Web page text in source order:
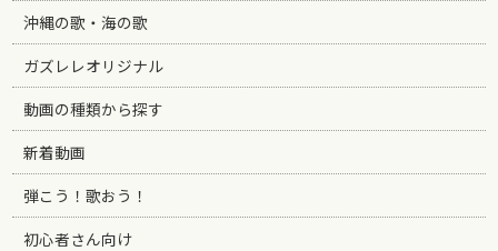
沖縄の歌・海の歌
ガズレレオリジナル
動画の種類から探す
新着動画
弾こう！歌おう！
初心者さん向け